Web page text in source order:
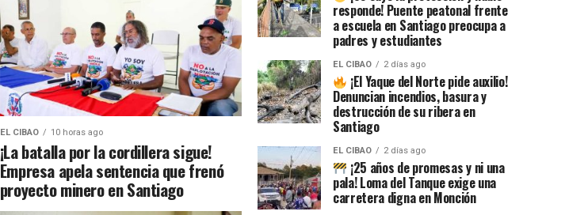
EL CIBAO 10 horas ago
¡La batalla por la cordillera sigue!
Empresa apela sentencia que frenó
proyecto minero en Santiago
responde! Puente peatonal frente
a escuela en Santiago preocupa a
padres y estudiantes
EL CIBAO 2 días ago
¡El Yaque del Norte pide auxilio!
Denuncian incendios, basura y
destrucción de su ribera en
Santiago
EL CIBAO 2 días ago
¡25 años de promesas y ni una
pala! Loma del Tanque exige una
carretera digna en Monción